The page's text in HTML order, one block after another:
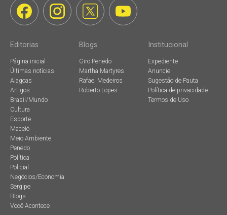
Editorias
Página inicial
Últimas notícias
Alagoas
Artigos
Brasil/Mundo
Cultura
Esporte
Maceió
Meio Ambiente
Penedo
Política
Policial
Negócios/Economia
Sergipe
Blogs
Você Acontece
Blogs
Giro Penedo
Martha Martyres
Rafael Medeiros
Roberto Lopes
Institucional
Expediente
Anuncie
Sugestão de Pauta
Política de privacidade
Termos de Uso